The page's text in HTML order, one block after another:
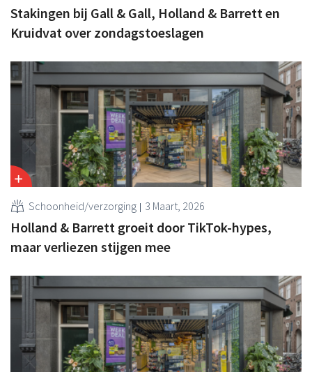
Stakingen bij Gall & Gall, Holland & Barrett en
Kruidvat over zondagstoeslagen
Schoonheid/verzorging 3 Maart, 2026
Holland & Barrett groeit door TikTok-hypes,
maar verliezen stijgen mee